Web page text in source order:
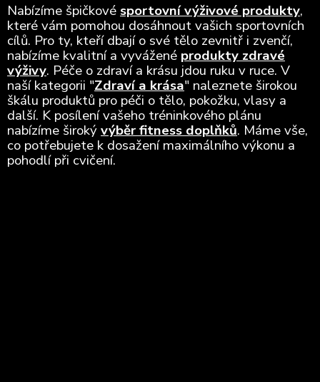
Nabízíme špičkové sportovní výživové produkty,
které vám pomohou dosáhnout vašich sportovních
cílů. Pro ty, kteří dbají o své tělo zevnitř i zvenčí,
nabízíme kvalitní a vyvážené produkty zdravé
výživy. Péče o zdraví a krásu jdou ruku v ruce. V
naší kategorii "Zdraví a krása" naleznete širokou
škálu produktů pro péči o tělo, pokožku, vlasy a
další. K posílení vašeho tréninkového plánu
nabízíme širokývýběr fitness doplňků. Máme vše,
co potřebujete k dosažení maximálního výkonu a
pohodlí při cvičení.